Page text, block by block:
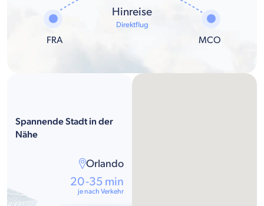
FRA
Hinreise
Direktflug
MCO
Spannende Stadt in der
Nähe
Orlando
20-35 min
je nach Verkehr